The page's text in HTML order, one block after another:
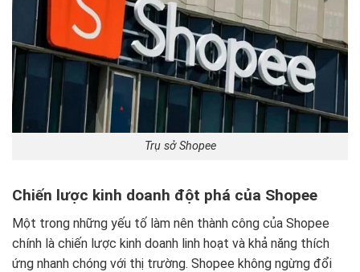
Trụ sở Shopee
Chiến lược kinh doanh đột phá của Shopee
Một trong những yếu tố làm nên thành công của Shopee
chính là chiến lược kinh doanh linh hoạt và khả năng thích
ứng nhanh chóng với thị trường. Shopee không ngừng đổi